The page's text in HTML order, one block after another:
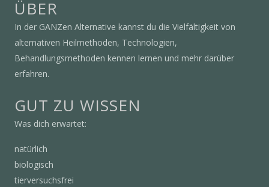
ÜBER
In der GANZen Alternative kannst du die Vielfältigkeit von
alternativen Heilmethoden, Technologien,
Behandlungsmethoden kennen lernen und mehr darüber
erfahren.
GUT ZU WISSEN
Was dich erwartet:
natürlich
biologisch
tierversuchsfrei